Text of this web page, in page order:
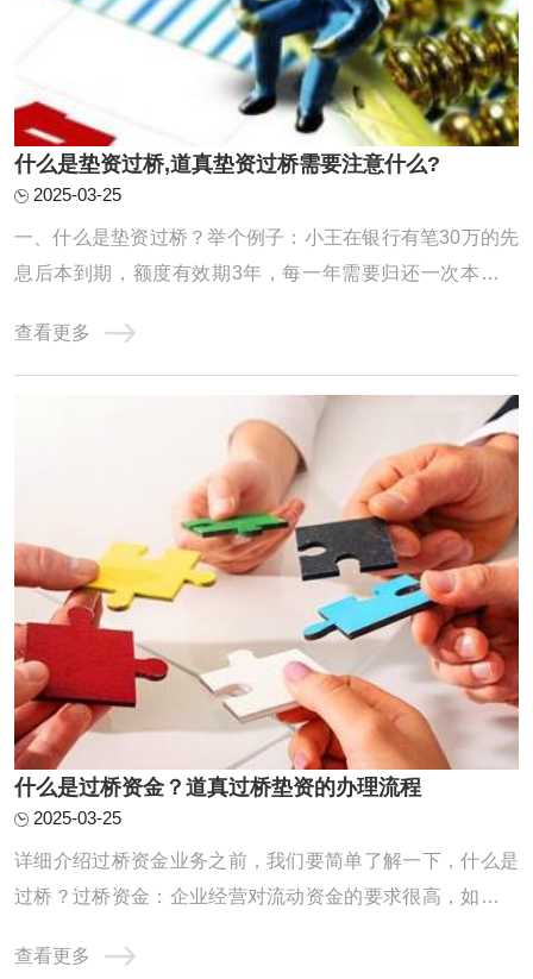
什么是垫资过桥,道真垫资过桥需要注意什么?
2025-03-25
一、什么是垫资过桥？举个例子：小王在银行有笔30万的先
息后本到期，额度有效期3年，每一年需要归还一次本金，
了20万，把30万还掉，第二天又从银行提款出来，还掉垫资
公司的20万，给了垫资公司1万的费用。小王从垫资公司短
期拆借一笔的行为就叫做垫资过桥，当然这只是 ...
查看更多
什么是过桥资金？道真过桥垫资的办理流程
2025-03-25
详细介绍过桥资金业务之前，我们要简单了解一下，什么是
过桥？过桥资金：企业经营对流动资金的要求很高，如果企
要申请过桥资金应急。除企业外，个人也会有过桥资金的需
查看更多